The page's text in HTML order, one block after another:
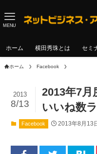
MENU
ホーム 横田秀珠とは セミ
ホーム Facebook
2013年7月
いいね数
2013
8/13
Facebook 2013年8月13